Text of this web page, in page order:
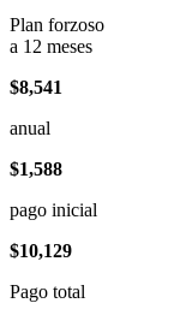
Plan forzoso
a 12 meses
$8,541
anual
$1,588
pago inicial
$10,129
Pago total